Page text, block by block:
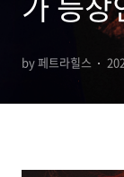
by 페트라힐스